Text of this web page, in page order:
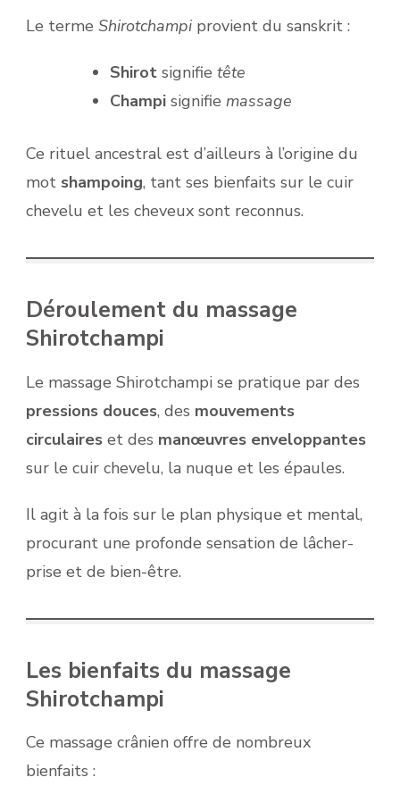
Le terme Shirotchampiprovient du sanskrit :
Shirot signifie tête
Champi signifie massage
Ce rituel ancestral est d’ailleurs à l’origine du
mot shampoing, tant ses bienfaits sur le cuir
chevelu et les cheveux sont reconnus.
Déroulement du massage
Shirotchampi
Le massage Shirotchampi se pratique par des
pressions douces, des mouvements
circulaires et des manœuvres enveloppantes
sur le cuir chevelu, la nuque et les épaules.
Il agit à la fois sur le plan physique et mental,
procurant une profonde sensation de lâcher-
prise et de bien-être.
Les bienfaits du massage
Shirotchampi
Ce massage crânien offre de nombreux
bienfaits :